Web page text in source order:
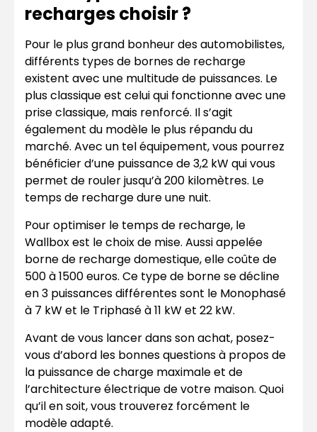
recharges choisir ?
Pour le plus grand bonheur des automobilistes,
différents types de bornes de recharge
existent avec une multitude de puissances. Le
plus classique est celui qui fonctionne avec une
prise classique, mais renforcé. Il s’agit
également du modèle le plus répandu du
marché. Avec un tel équipement, vous pourrez
bénéficier d’une puissance de 3,2 kW qui vous
permet de rouler jusqu’à 200 kilomètres. Le
temps de recharge dure une nuit.
Pour optimiser le temps de recharge, le
Wallbox est le choix de mise. Aussi appelée
borne de recharge domestique, elle coûte de
500 à 1500 euros. Ce type de borne se décline
en 3 puissances différentes sont le Monophasé
à 7 kW et le Triphasé à 11 kW et 22 kW.
Avant de vous lancer dans son achat, posez-
vous d’abord les bonnes questions à propos de
la puissance de charge maximale et de
l’architecture électrique de votre maison. Quoi
qu’il en soit, vous trouverez forcément le
modèle adapté.